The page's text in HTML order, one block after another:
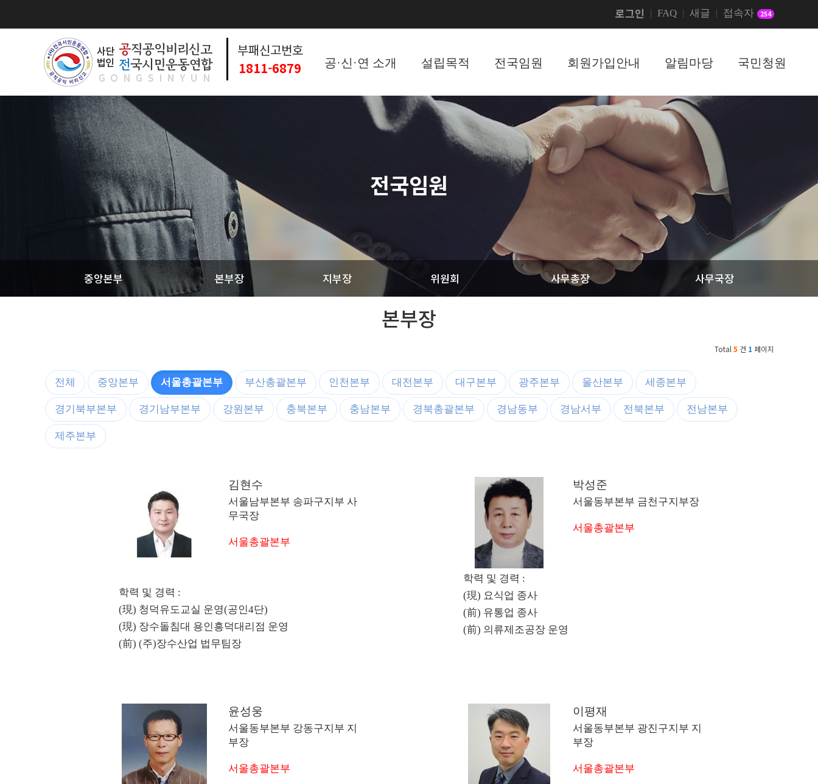
로그인 FAQ 새글 접속자 254
부패신고번호
1811-6879
공·신·연 소개 설립목적 전국임원 회원가입안내 알림마당 국민청원
전국임원
중앙본부 본부장 지부장 위원회 사무총장 사무국장
본부장
Total 5 건 1 페이지
전체 중앙본부 서울총괄본부 부산총괄본부 인천본부 대전본부 대구본부 광주본부 울산본부 세종본부
경기북부본부 경기남부본부 강원본부 충북본부 충남본부 경북총괄본부 경남동부 경남서부 전북본부 전남본부
제주본부
김현수
서울남부본부 송파구지부 사
무국장
서울총괄본부
학력 및 경력 :
(現) 청덕유도교실 운영(공인4단)
(現) 장수돌침대 용인흥덕대리점 운영
(前) (주)장수산업 법무팀장
[이 게시물은 최고관리자님에 의해 2021…
박성준
서울동부본부 금천구지부장
서울총괄본부
학력 및 경력 :
(現) 요식업 종사
(前) 유통업 종사
(前) 의류제조공장 운영
윤성웅
서울동부본부 강동구지부 지
부장
서울총괄본부
이평재
서울동부본부 광진구지부 지
부장
서울총괄본부